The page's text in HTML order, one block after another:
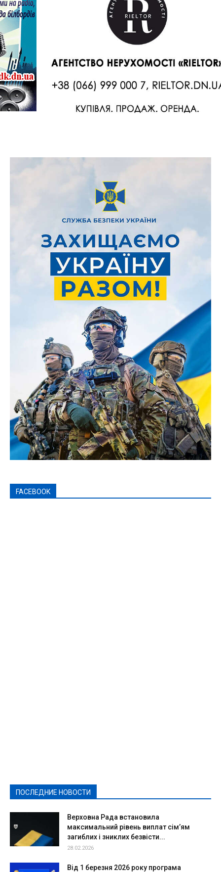
FACEBOOK
ПОСЛЕДНИЕ НОВОСТИ
Верховна Рада встановила
максимальний рівень виплат сім’ям
загиблих і зниклих безвісти...
28.02.2026
Від 1 березня 2026 року програма